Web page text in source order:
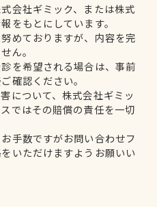
会社ギミック、または株式
をもとにしています。
めておりますが、内容を完
ん。
を希望される場合は、事前
確認ください。
について、株式会社ギミッ
ではその賠償の責任を一切
手数ですがお問い合わせフ
いただけますようお願いい